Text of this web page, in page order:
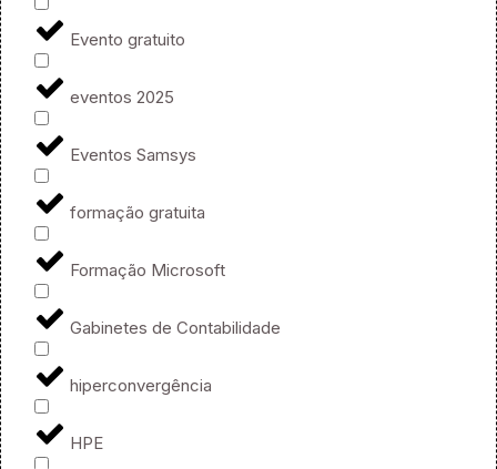
Evento gratuito
eventos 2025
Eventos Samsys
formação gratuita
Formação Microsoft
Gabinetes de Contabilidade
hiperconvergência
HPE